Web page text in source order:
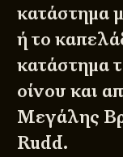
κατάστημα
ή το
κατάστημα
οίνου και
Μεγάλης
Rudd.